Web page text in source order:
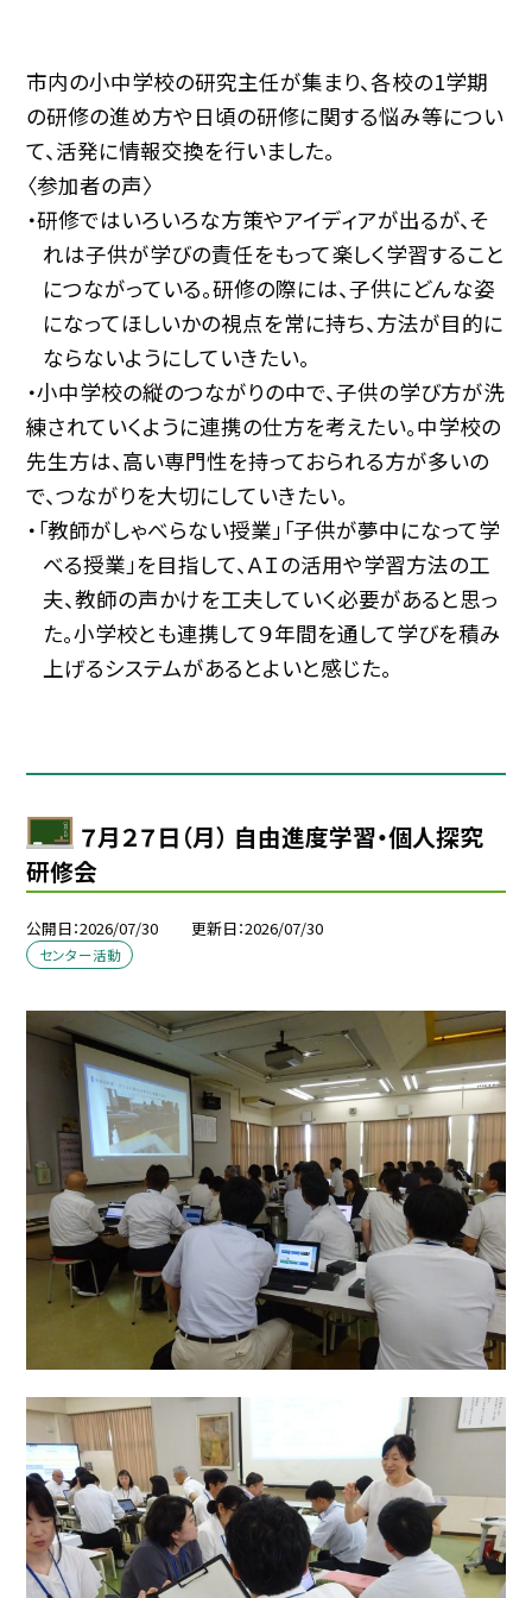
市内の小中学校の研究主任が集まり、各校の1学期
の研修の進め方や日頃の研修に関する悩み等につい
て、活発に情報交換を行いました。
〈参加者の声〉
・研修ではいろいろな方策やアイディアが出るが、そ
れは子供が学びの責任をもって楽しく学習すること
につながっている。研修の際には、子供にどんな姿
になってほしいかの視点を常に持ち、方法が目的に
ならないようにしていきたい。
・小中学校の縦のつながりの中で、子供の学び方が洗
練されていくように連携の仕方を考えたい。中学校の
先生方は、高い専門性を持っておられる方が多いの
で、つながりを大切にしていきたい。
・「教師がしゃべらない授業」「子供が夢中になって学
べる授業」を目指して、ＡＩの活用や学習方法の工
夫、教師の声かけを工夫していく必要があると思っ
た。小学校とも連携して９年間を通して学びを積み
上げるシステムがあるとよいと感じた。
７月２７日（月） 自由進度学習・個人探究
研修会
公開日 2026/07/30 更新日 2026/07/30
センター活動